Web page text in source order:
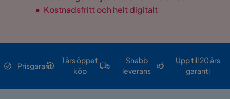
• Kostnadsfritt och helt digitalt
Prisgaranti
1 års öppet
köp
Snabb
leverans
Upp till 20 års
garanti